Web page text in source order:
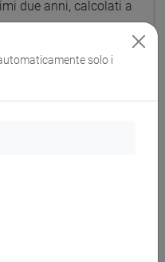
due anni, calcolati a
mediante:
professionali
delle conoscenze
del bando, connesse
e le conoscenze
attraverso
solo i